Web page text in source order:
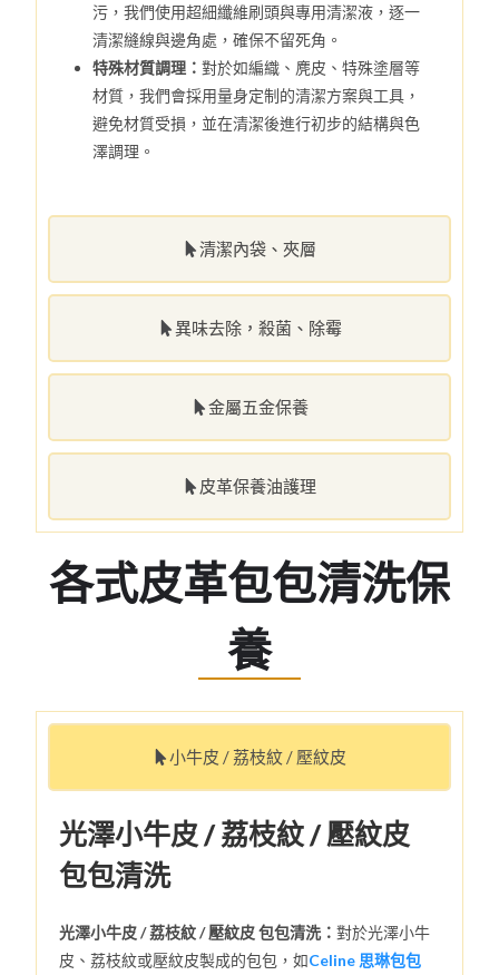
清潔內袋、夾層
異味去除，殺菌、除霉
金屬五金保養
皮革保養油護理
污，我們使用超細纖維刷頭與專用清潔液，逐一
清潔縫線與邊角處，確保不留死角。
特殊材質調理：對於如編織、麂皮、特殊塗層等
材質，我們會採用量身定制的清潔方案與工具，
避免材質受損，並在清潔後進行初步的結構與色
澤調理。
各式皮革包包清洗保
養
小牛皮 / 荔枝紋 / 壓紋皮
光澤小牛皮 / 荔枝紋 / 壓紋皮
包包清洗
光澤小牛皮 / 荔枝紋 / 壓紋皮 包包清洗：對於光澤小牛
皮、荔枝紋或壓紋皮製成的包包，如Celine 思琳包包